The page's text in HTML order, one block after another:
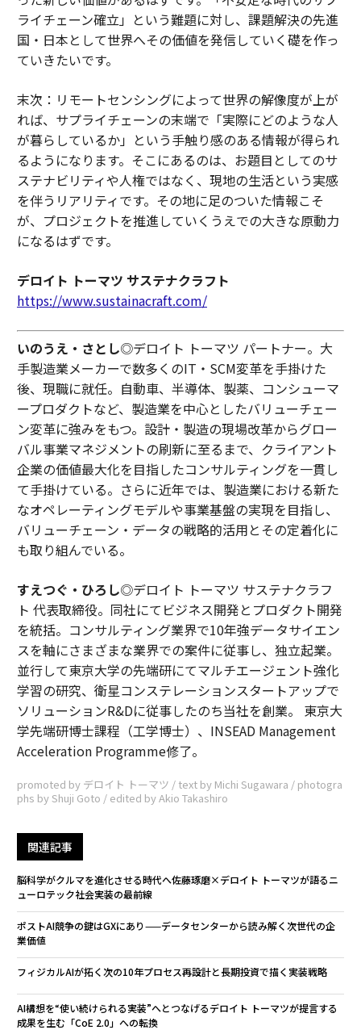
ライチェーン確立」という難題に対し、課題解決の先進
国・日本として世界へその価値を発信していく礎を作っ
ていきたいです。
末次：リモートセンシングによって世界の解像度が上が
れば、サプライチェーンの末端で「実際にどのような人
が暮らしているか」という手触り感のある情報が得られ
るようになります。そこにあるのは、お題目としてのサ
ステナビリティや人権ではなく、現地の生活という実感
を伴うリアリティです。その地に足のついた情報こそ
が、プロジェクトを推進していくうえでの大きな原動力
になるはずです。
デロイト トーマツ サステナクラフト
https://www.sustainacraft.com/
いのうえ・さとし◎デロイト トーマツ パートナー。大
手製造業メーカーで数多くのIT・SCM変革を手掛けた
後、現職に就任。自動車、半導体、製薬、コンシューマ
ープロダクトなど、製造業を中心としたバリューチェー
ン変革に強みをもつ。設計・製造の現場改革からグロー
バル事業マネジメントの刷新に至るまで、クライアント
企業の価値最大化を目指したコンサルティングを一貫し
て手掛けている。さらに近年では、製造業における新た
なオペレーティングモデルや事業基盤の実現を目指し、
バリューチェーン・データの戦略的活用とその定着化に
も取り組んでいる。
すえつぐ・ひろし◎デロイト トーマツ サステナクラフ
ト 代表取締役。同社にてビジネス開発とプロダクト開発
を統括。コンサルティング業界で10年強データサイエン
スを軸にさまざまな業界での案件に従事し、独立起業。
並行して東京大学の先端研にてマルチエージェント強化
学習の研究、衛星コンステレーションスタートアップで
ソリューションR&Dに従事したのち当社を創業。 東京大
学先端研博士課程（工学博士）、INSEAD Management
Acceleration Programme修了。
promoted by デロイト トーマツ / text by Michi Sugawara / photogra
phs by Shuji Goto / edited by Akio Takashiro
関連記事
脳科学がクルマを進化させる時代へ――佐藤琢磨×デロイト トーマツが語るニ
ューロテック社会実装の最前線
ポストAI競争の鍵はGXにあり——データセンターから読み解く次世代の企
業価値
フィジカルAIが拓く次の10年――プロセス再設計と長期投資で描く実装戦略
AI構想を“使い続けられる実装”へとつなげる――デロイト トーマツが提言する
成果を生む「CoE 2.0」への転換